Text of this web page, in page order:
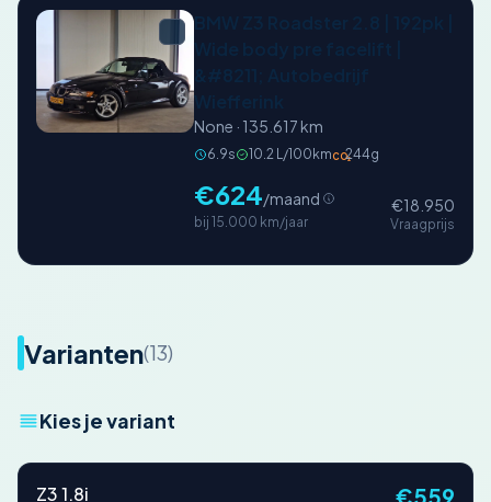
None · 135.617 km
6.9s 10.2 L/100kmCO₂244g
€624/maand
bij 15.000 km/jaar
€18.950
Vraagprijs
Varianten(13)
Kies je variant
Z3 1.8i €559